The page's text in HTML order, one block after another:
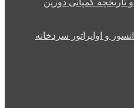
و اواپراتور سردخانه